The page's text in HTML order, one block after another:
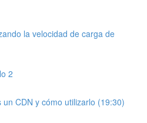
la velocidad de carga de
2
un CDN y cómo utilizarlo (19:30)